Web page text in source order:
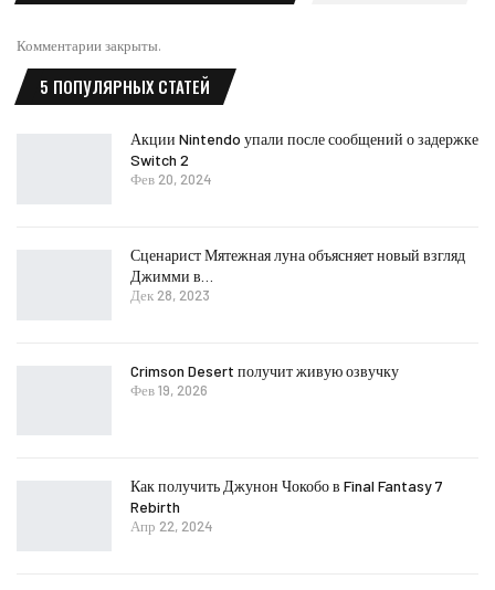
Комментарии закрыты.
5 ПОПУЛЯРНЫХ СТАТЕЙ
Акции Nintendo упали после сообщений о задержке
Switch 2
Фев 20, 2024
Сценарист Мятежная луна объясняет новый взгляд
Джимми в…
Дек 28, 2023
Crimson Desert получит живую озвучку
Фев 19, 2026
Как получить Джунон Чокобо в Final Fantasy 7
Rebirth
Апр 22, 2024